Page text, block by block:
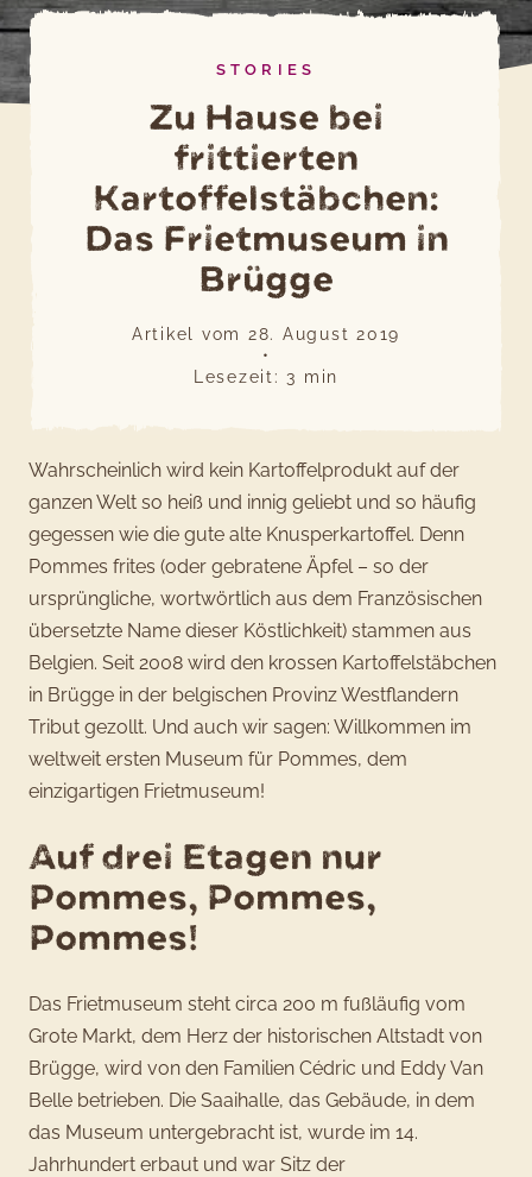
STORIES
Zu Hause bei
frittierten
Kartoffelstäbchen:
Das Frietmuseum in
Brügge
Artikel vom 28. August 2019
•
Lesezeit: 3 min
Wahrscheinlich wird kein Kartoffelprodukt auf der
ganzen Welt so heiß und innig geliebt und so häufig
gegessen wie die gute alte Knusperkartoffel. Denn
Pommes frites (oder gebratene Äpfel – so der
ursprüngliche, wortwörtlich aus dem Französischen
übersetzte Name dieser Köstlichkeit) stammen aus
Belgien. Seit 2008 wird den krossen Kartoffelstäbchen
in Brügge in der belgischen Provinz Westflandern
Tribut gezollt. Und auch wir sagen: Willkommen im
weltweit ersten Museum für Pommes, dem
einzigartigen Frietmuseum!
Auf drei Etagen nur
Pommes, Pommes,
Pommes!
Das Frietmuseum steht circa 200 m fußläufig vom
Grote Markt, dem Herz der historischen Altstadt von
Brügge, wird von den Familien Cédric und Eddy Van
Belle betrieben. Die Saaihalle, das Gebäude, in dem
das Museum untergebracht ist, wurde im 14.
Jahrhundert erbaut und war Sitz der